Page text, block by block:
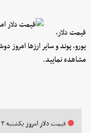
قیمت دلار،
مشاهده نمایید.
قیمت دلار امروز یکشنبه ۳ خرداد ۱۴۰۵